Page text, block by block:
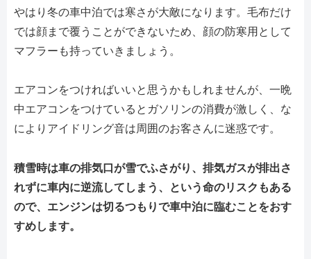
やはり冬の車中泊では寒さが大敵になります。毛布だけ
では顔まで覆うことができないため、顔の防寒用として
マフラーも持っていきましょう。
エアコンをつければいいと思うかもしれませんが、一晩
中エアコンをつけているとガソリンの消費が激しく、な
によりアイドリング音は周囲のお客さんに迷惑です。
積雪時は車の排気口が雪でふさがり、排気ガスが排出さ
れずに車内に逆流してしまう、という命のリスクもある
ので、エンジンは切るつもりで車中泊に臨むことをおす
すめします。